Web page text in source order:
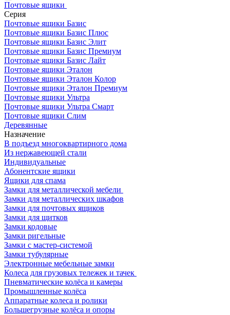
Почтовые ящики
Серия
Почтовые ящики Базис
Почтовые ящики Базис Плюс
Почтовые ящики Базис Элит
Почтовые ящики Базис Премиум
Почтовые ящики Базис Лайт
Почтовые ящики Эталон
Почтовые ящики Эталон Колор
Почтовые ящики Эталон Премиум
Почтовые ящики Ультра
Почтовые ящики Ультра Смарт
Почтовые ящики Слим
Деревянные
Назначение
В подъезд многоквартирного дома
Из нержавеющей стали
Индивидуальные
Абонентские ящики
Ящики для спама
Замки для металлической мебели
Замки для металлических шкафов
Замки для почтовых ящиков
Замки для щитков
Замки кодовые
Замки ригельные
Замки с мастер-системой
Замки тубулярные
Электронные мебельные замки
Колеса для грузовых тележек и тачек
Пневматические колёса и камеры
Промышленные колёса
Аппаратные колеса и ролики
Большегрузные колёса и опоры